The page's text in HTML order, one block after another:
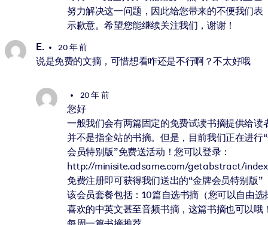
努力解决这一问题，因此给您带来的不便我们表
示歉意。希望您能继续关注我们，谢谢！
E.
20 年 前
说是免费的文摘，可惜想看咋还是不行啊？不太好哦
20 年 前
您好
一般我们会有两篇固定的免费试读书摘提供给读
并不是指全站的书摘。但是，目前我们正在进行
会员特别版”免费送活动！您可以登录：
http://minisite.adsame.com/getabstract/
免费注册即可获得我们送出的“金牌会员特别版”
该会员套餐包括：10篇自选书摘（您可以自由选
喜欢的中英文甚至音频书摘，这篇书摘也可以哦